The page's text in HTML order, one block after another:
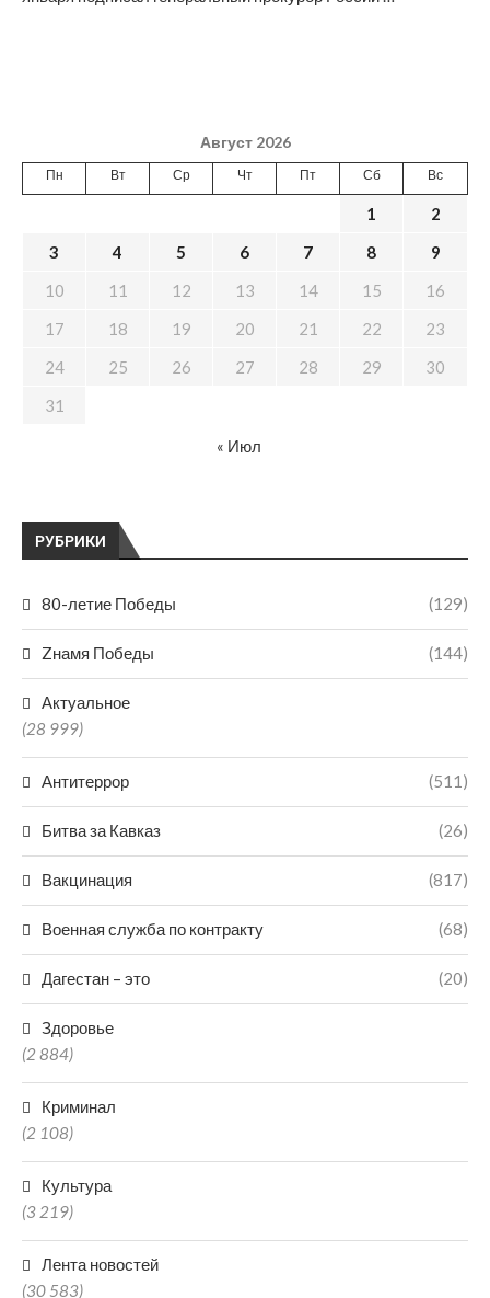
РУБРИКИ
80-летие Победы (129)
Zнамя Победы (144)
Актуальное
(28 999)
Антитеррор (511)
Битва за Кавказ (26)
Вакцинация (817)
Военная служба по контракту (68)
Дагестан – это (20)
Здоровье
(2 884)
Криминал
(2 108)
Культура
(3 219)
Лента новостей
(30 583)
Август 2026
Пн Вт Ср Чт Пт Сб Вс
1
2
3
4 5 6 7 8
9
10
11 12 13 14 15
16
17
18 19 20 21 22
23
24
25 26 27 28 29
30
31
« Июл